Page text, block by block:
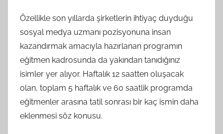
Özellikle son yıllarda şirketlerin ihtiyaç duyduğu
sosyal medya uzmanı pozisyonuna insan
kazandırmak amacıyla hazırlanan programın
eğitmen kadrosunda da yakından tanıdığınız
isimler yer alıyor. Haftalık 12 saatten oluşacak
olan, toplam 5 haftalık ve 60 saatlik programda
eğitmenler arasına tatil sonrası bir kaç ismin daha
eklenmesi söz konusu.